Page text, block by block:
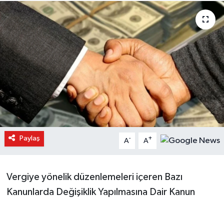
Paylaş A- A+
Vergiye yönelik düzenlemeleri içeren Bazı
Kanunlarda Değişiklik Yapılmasına Dair Kanun